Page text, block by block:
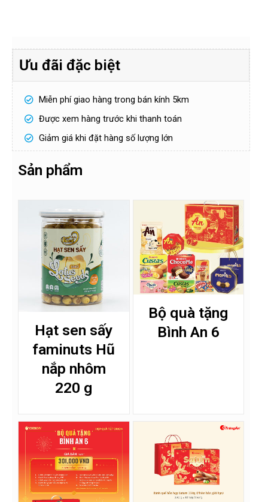
Ưu đãi đặc biệt
Miễn phí giao hàng trong bán kính 5km
Được xem hàng trước khi thanh toán
Giảm giá khi đặt hàng số lượng lớn
Sản phẩm
Hạt sen sấy
faminuts Hũ
nắp nhôm
220 g
Bộ quà tặng
Bình An 6
t
ê
n
ố
i
n
h
o
!
Gửi